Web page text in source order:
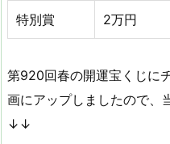
特別賞 2万円
第920回春の開運宝くじに
画にアップしましたので、
↓↓